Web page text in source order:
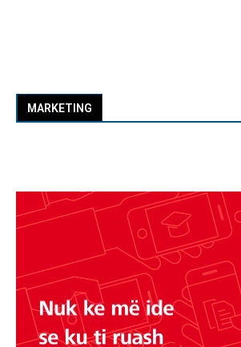
MARKETING